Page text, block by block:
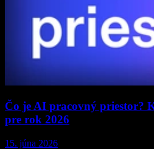
Čo je AI pracovný priestor?
pre rok 2026
15. júna 2026